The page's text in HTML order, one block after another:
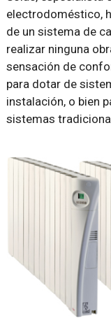
electrodoméstico,
de un sistema de
realizar ninguna
sensación de
para dotar de
instalación, o bien
sistemas